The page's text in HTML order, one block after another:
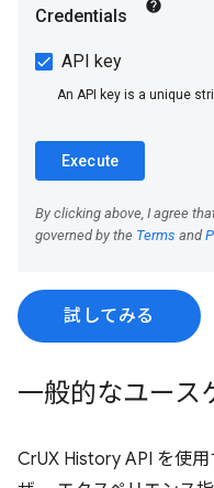
試してみる
一般的なユース
CrUX History API を使